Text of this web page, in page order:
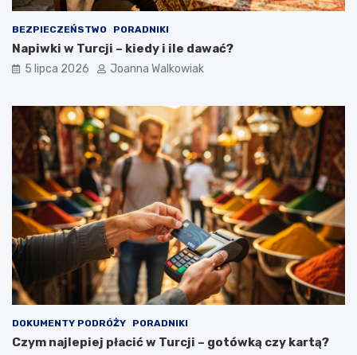
BEZPIECZEŃSTWO PORADNIKI
Napiwki w Turcji – kiedy i ile dawać?
5 lipca 2026 Joanna Walkowiak
DOKUMENTY PODRÓŻY PORADNIKI
Czym najlepiej płacić w Turcji – gotówką czy kartą?